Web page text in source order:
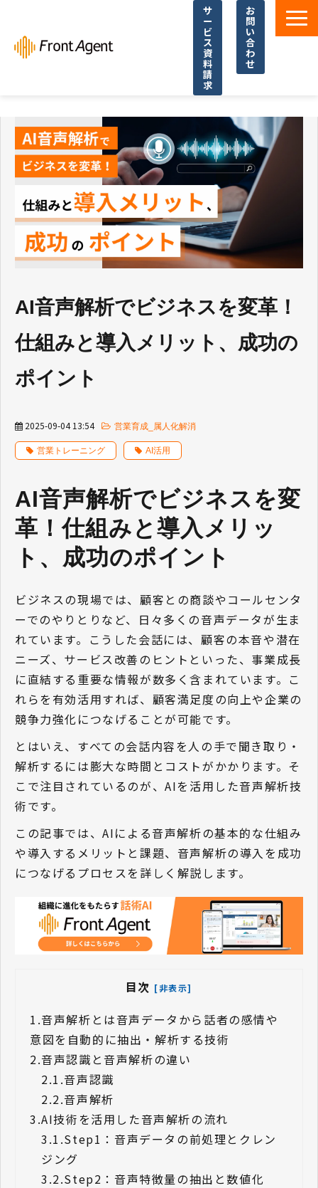
サ
ー
ビ
ス
資
料
請
求
お
問
い
合
わ
せ
よくあるご質問
イベント・セミナー
お役立ち資料一覧
お役立ち記事・コラム
AI音声解析でビジネスを変革！
仕組みと導入メリット、成功の
ポイント
2025-09-04 13:54 営業育成_属人化解消
営業トレーニング AI活用
AI音声解析でビジネスを変
革！仕組みと導入メリッ
ト、成功のポイント
ビジネスの現場では、顧客との商談やコールセンタ
ーでのやりとりなど、日々多くの音声データが生ま
れています。こうした会話には、顧客の本音や潜在
ニーズ、サービス改善のヒントといった、事業成長
に直結する重要な情報が数多く含まれています。こ
れらを有効活用すれば、顧客満足度の向上や企業の
競争力強化につなげることが可能です。
とはいえ、すべての会話内容を人の手で聞き取り・
解析するには膨大な時間とコストがかかります。そ
こで注目されているのが、AIを活用した音声解析技
術です。
この記事では、AIによる音声解析の基本的な仕組み
や導入するメリットと課題、音声解析の導入を成功
につなげるプロセスを詳しく解説します。
目次 [非表示]
1.音声解析とは音声データから話者の感情や
意図を自動的に抽出・解析する技術
2.音声認識と音声解析の違い
2.1.音声認識
2.2.音声解析
3.AI技術を活用した音声解析の流れ
3.1.Step1：音声データの前処理とクレン
ジング
3.2.Step2：音声特徴量の抽出と数値化